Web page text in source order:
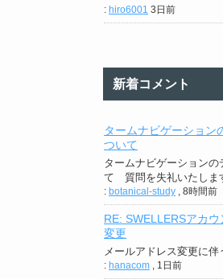
: hiro6001 3日前
新着コメント
タームナビゲーション
ついて
タームナビゲーション
て 質問を失礼いたしま
: botanical-study 8時間前
RE: SWELLERSアカ
変更
メールアドレス変更に伴
: hanacom 1日前